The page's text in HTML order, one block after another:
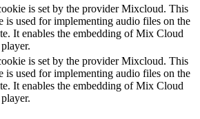
is set by the provider Mixcloud. This
is used for implementing audio files on the
It enables the embedding of Mix Cloud
is set by the provider Mixcloud. This
is used for implementing audio files on the
It enables the embedding of Mix Cloud